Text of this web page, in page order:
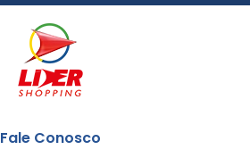
Fale Conosco